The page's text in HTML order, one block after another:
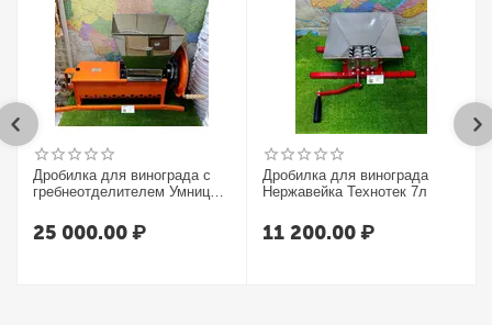
Дробилка для винограда с
гребнеотделителем Умница
25 000.00₽
Дробилка для винограда
Нержавейка Технотек 7л
11 200.00₽